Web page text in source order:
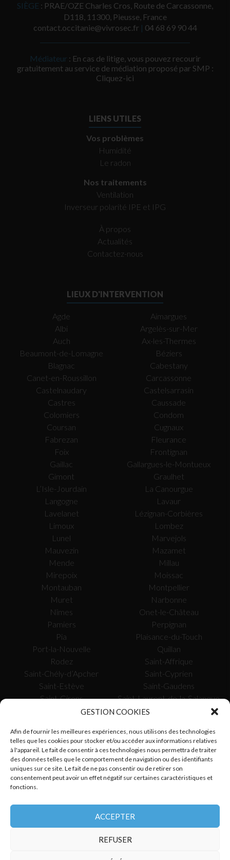
GESTION COOKIES
Afin de fournir les meilleures expériences, nous utilisons des technologies
telles que les cookies pour stocker et/ou accéder aux informations relatives
à l'appareil. Le fait de consentir à ces technologies nous permettra de traiter
des données telles que le comportement de navigation ou des identifiants
uniques sur ce site. Le fait de ne pas consentir ou de retirer son
consentement peut avoir un effet négatif sur certaines caractéristiques et
fonctions.
ACCEPTER
REFUSER
SIÈGE : PRAE/OZE Charles Cros, Route de Carcassonne,
D118, 11300, Pieusse, France
contact.occitanie@vivrosec.fr | ‭04 68 69 90 44‬
Médiateur : En cas de litige, vous pouvez recourir
gratuitement au service de médiation proposé par SMP :
Cliquez-ici
LIENS UTILES
Vos problèmes
Humidité
Le radon
Nos traitements
Ventilation
Inverseur polarité IPE et IPG
À propos
Actualités
Contactez-nous
LIEUX D'INTERVENTION
Agde
Aimargues
Albi
Argelès-sur-Mer
Auch
Ax-les-Thermes
Beaumont-de-Lomagne
Béziers
Blagnac
Cabestany
Canet-en-Roussillon
Carcassonne
Castelnaudary
Castelsarrasin
Castres
Caussade
Colomiers
Condom
Coursan
Cugnaux
Fabrezan
Fleurance
Foix
Frontignan
Gaillac
Gallargues-le-Montueux
Gimont
Graulhet
L’Isle-Jourdain
La Canourgue
Langogne
Lavaur
Lavelanet
Lézignan-Corbières
Limoux
Lombez
Lunel
Marvejols
Mauvezin
Mazamet
Mende
Millau
Mirepoix
Moissac
Montauban
Montpellier
Muret
Narbonne
Nîmes
Onet-le-Château
Pamiers
Perpignan
Pia
Plaisance-du-Touch
Port-la-Nouvelle
Quillan
Rodez
Saint-Affrique
Saint-Chély-d’Apcher
Saint-Cyprien
Saint-Estève
Saint-Gaudens
Saint-Girons
Saint-Laurent-de-la-Salanque
Toulouse
Tournefeuille
Uzès
Valence-d’Agen
Vauvert
Verdun-sur-Garonne
Vergèze
Villefranche-de-Rouergue
SUIVEZ-NOUS